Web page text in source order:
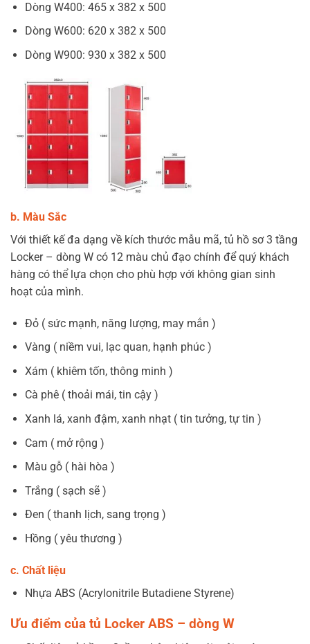
Dòng W400: 465 x 382 x 500
Dòng W600: 620 x 382 x 500
Dòng W900: 930 x 382 x 500
b. Màu Sắc
Với thiết kế đa dạng về kích thước mẫu mã, tủ hồ sơ 3 tầng
Locker – dòng W có 12 màu chủ đạo chính để quý khách
hàng có thể lựa chọn cho phù hợp với không gian sinh
hoạt của mình.
Đỏ ( sức mạnh, năng lượng, may mắn )
Vàng ( niềm vui, lạc quan, hạnh phúc )
Xám ( khiêm tốn, thông minh )
Cà phê ( thoải mái, tin cậy )
Xanh lá, xanh đậm, xanh nhạt ( tin tưởng, tự tin )
Cam ( mở rộng )
Màu gỗ ( hài hòa )
Trắng ( sạch sẽ )
Đen ( thanh lịch, sang trọng )
Hồng ( yêu thương )
c. Chất liệu
Nhựa ABS (Acrylonitrile Butadiene Styrene)
Ưu điểm của tủ Locker ABS – dòng W